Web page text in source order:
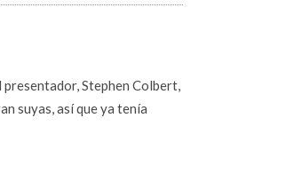
Stephen Colbert,
suyas, así que ya tenía